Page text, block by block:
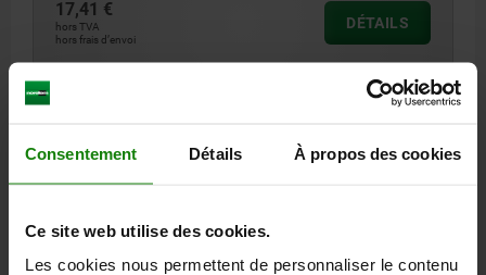
Consentement Détails À propos des cookies
Ce site web utilise des cookies.
Les cookies nous permettent de personnaliser le contenu
17,41 €
hors TVA
hors frais d’envoi
DÉTAILS